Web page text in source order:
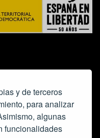
y de terceros
para analizar
algunas
funcionalidades